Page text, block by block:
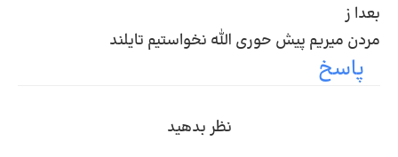
بعدا ز
مردن میریم پیش حوری الله نخواستیم تایلند
پاسخ
نظر بدهید